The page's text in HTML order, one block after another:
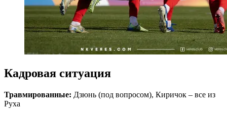
Кадровая ситуация
Травмированные: Дзюнь (под вопросом), Киричок – все из
Руха